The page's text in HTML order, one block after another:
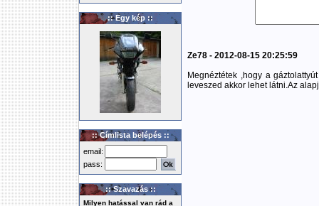
:: Egy kép ::
:: Címlista belépés ::
email:
pass:
:: Szavazás ::
Milyen hatással van rád a
Ze78 - 2012-08-15 20:25:59
Megnéztétek ,hogy a
leveszed akkor lehet látni.Az